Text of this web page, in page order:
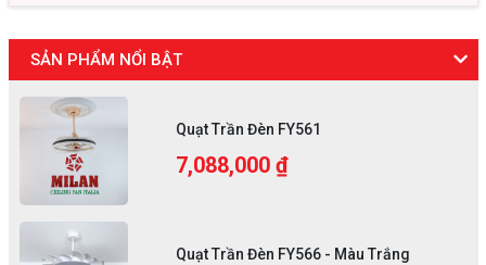
SẢN PHẨM NỔI BẬT
Quạt Trần Đèn FY561
7,088,000 ₫
Quạt Trần Đèn FY566 - Màu Trắng